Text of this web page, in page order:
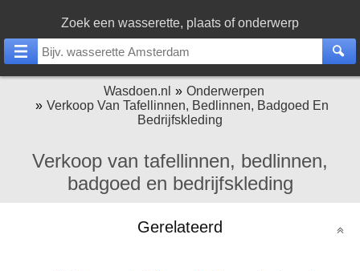
Zoek een wasserette, plaats of onderwerp
Wasdoen.nl
Onderwerpen
Verkoop Van Tafellinnen, Bedlinnen, Badgoed En
Bedrijfskleding
Verkoop van tafellinnen, bedlinnen,
badgoed en bedrijfskleding
Gerelateerd